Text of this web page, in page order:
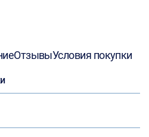
ОтзывыУсловия покупки